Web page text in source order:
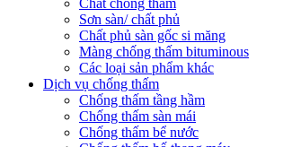
Chất chống thấm
Sơn sàn/ chất phủ
Chất phủ sàn gốc si măng
Màng chống thấm bituminous
Các loại sản phẩm khác
Dịch vụ chống thấm
Chống thấm tầng hầm
Chống thấm sàn mái
Chống thấm bể nước